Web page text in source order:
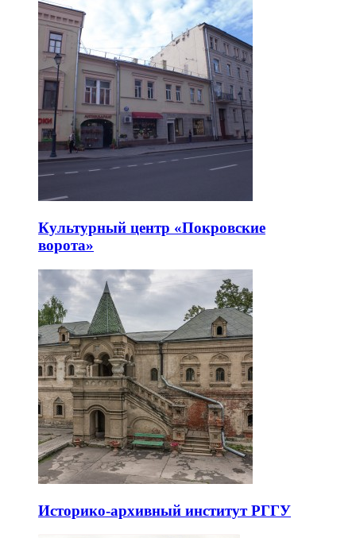
Культурный центр «Покровские
ворота»
Историко-архивный институт РГГУ